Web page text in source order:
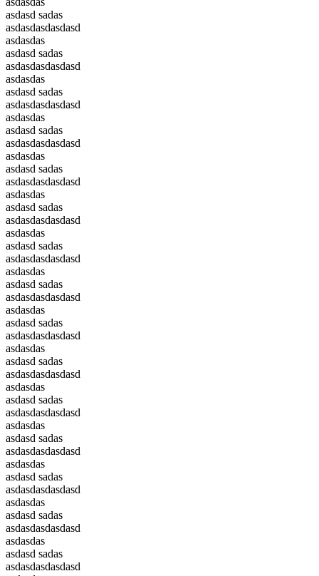
asdasd sadas
asdasdasdasdasd
asdasdas
asdasd sadas
asdasdasdasdasd
asdasdas
asdasd sadas
asdasdasdasdasd
asdasdas
asdasd sadas
asdasdasdasdasd
asdasdas
asdasd sadas
asdasdasdasdasd
asdasdas
asdasd sadas
asdasdasdasdasd
asdasdas
asdasd sadas
asdasdasdasdasd
asdasdas
asdasd sadas
asdasdasdasdasd
asdasdas
asdasd sadas
asdasdasdasdasd
asdasdas
asdasd sadas
asdasdasdasdasd
asdasdas
asdasd sadas
asdasdasdasdasd
asdasdas
asdasd sadas
asdasdasdasdasd
asdasdas
asdasd sadas
asdasdasdasdasd
asdasdas
asdasd sadas
asdasdasdasdasd
asdasdas
asdasd sadas
asdasdasdasdasd